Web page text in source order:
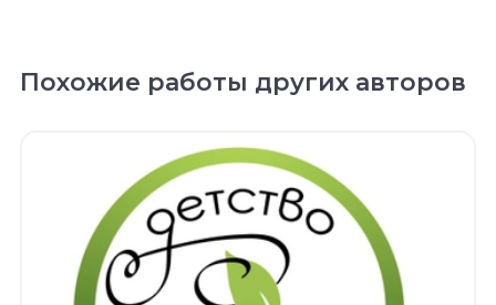
Похожие работы других авторов